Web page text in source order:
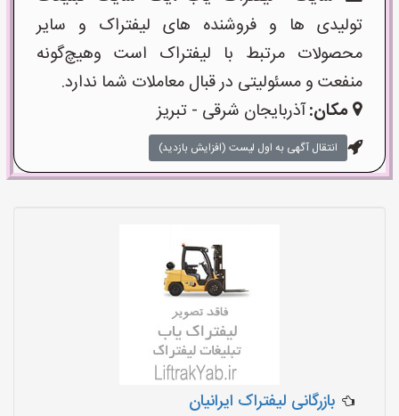
تولیدی ها و فروشنده های لیفتراک و سایر
محصولات مرتبط با لیفتراک است وهیچ‌گونه
منفعت و مسئولیتی در قبال معاملات شما ندارد.
مکان:آذربایجان شرقی - تبریز
انتقال آگهی به اول لیست (افزایش بازدید)
بازرگانی لیفتراک ایرانیان